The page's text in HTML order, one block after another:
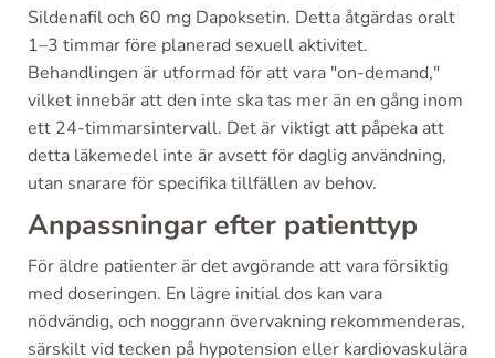
Sildenafil och 60 mg Dapoksetin. Detta åtgärdas oralt
1–3 timmar före planerad sexuell aktivitet.
Behandlingen är utformad för att vara "on-demand,"
vilket innebär att den inte ska tas mer än en gång inom
ett 24-timmarsintervall. Det är viktigt att påpeka att
detta läkemedel inte är avsett för daglig användning,
utan snarare för specifika tillfällen av behov.
Anpassningar efter patienttyp
För äldre patienter är det avgörande att vara försiktig
med doseringen. En lägre initial dos kan vara
nödvändig, och noggrann övervakning rekommenderas,
särskilt vid tecken på hypotension eller kardiovaskulära